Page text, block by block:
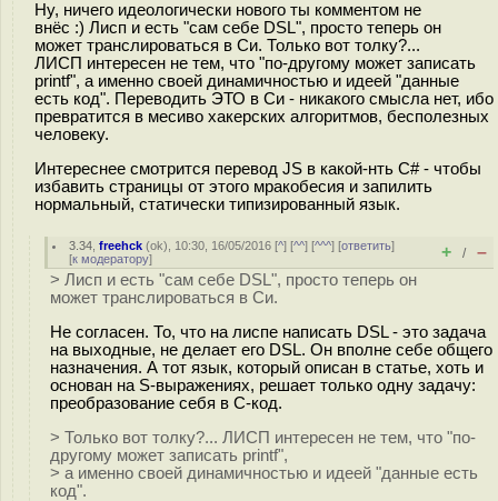
Ну, ничего идеологически нового ты комментом не
внёс :) Лисп и есть "сам себе DSL", просто теперь он
может транслироваться в Си. Только вот толку?...
ЛИСП интересен не тем, что "по-другому может записать
printf", а именно своей динамичностью и идеей "данные
есть код". Переводить ЭТО в Си - никакого смысла нет, ибо
превратится в месиво хакерских алгоритмов, бесполезных
человеку.
Интереснее смотрится перевод JS в какой-нть C# - чтобы
избавить страницы от этого мракобесия и запилить
нормальный, статически типизированный язык.
3.34 ,freehck (ok), 10:30, 16/05/2016 [^] [^^] [^^^] [ответить]
[к модератору] + / –
> Лисп и есть "сам себе DSL", просто теперь он
может транслироваться в Си.
Не согласен. То, что на лиспе написать DSL - это задача
на выходные, не делает его DSL. Он вполне себе общего
назначения. А тот язык, который описан в статье, хоть и
основан на S-выражениях, решает только одну задачу:
преобразование себя в C-код.
> Только вот толку?... ЛИСП интересен не тем, что "по-
другому может записать printf",
> а именно своей динамичностью и идеей "данные есть
код".